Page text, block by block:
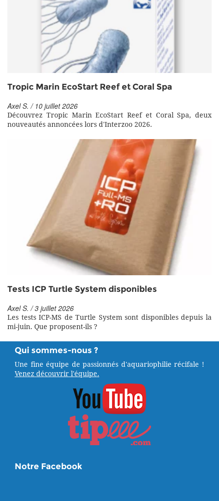
Tropic Marin EcoStart Reef et Coral Spa
Axel S. / 10 juillet 2026
Découvrez Tropic Marin EcoStart Reef et Coral Spa, deux
nouveautés annoncées lors d'Interzoo 2026.
Tests ICP Turtle System disponibles
Axel S. / 3 juillet 2026
Les tests ICP-MS de Turtle System sont disponibles depuis la
mi-juin. Que proposent-ils ?
Qui sommes-nous ?
Une fine équipe de passionnés d'aquariophilie récifale !
Venez découvrir l'équipe.
Notre Facebook